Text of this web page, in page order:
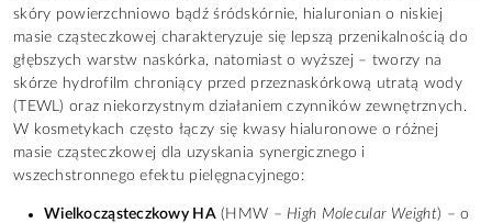
skóry powierzchniowo bądź śródskórnie, hialuronian o niskiej
masie cząsteczkowej charakteryzuje się lepszą przenikalnością do
głębszych warstw naskórka, natomiast o wyższej – tworzy na
skórze hydrofilm chroniący przed przeznaskórkową utratą wody
(TEWL) oraz niekorzystnym działaniem czynników zewnętrznych.
W kosmetykach często łączy się kwasy hialuronowe o różnej
masie cząsteczkowej dla uzyskania synergicznego i
wszechstronnego efektu pielęgnacyjnego:
Wielkocząsteczkowy HA (HMW – High Molecular Weight) – o